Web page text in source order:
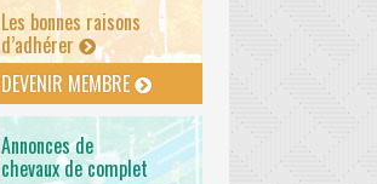
Les bonnes raisons
d’adhérer
DEVENIR MEMBRE
Annonces de
chevaux de complet